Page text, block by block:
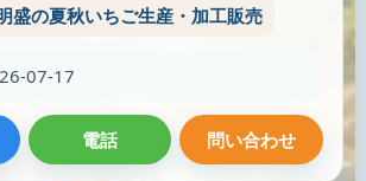
電話 問い合わせ
盛の夏秋いちご生産・加工販売
07-17